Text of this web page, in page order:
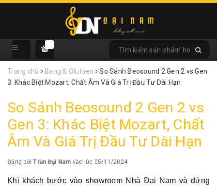
Trang chủ Bang & Olufsen
So Sánh Beosound 2 Gen 2 vs Gen
3: Khác Biệt Mozart, Chất Âm Và Giá Trị Đầu Tư Dài Hạn
So Sánh Beosound 2 Gen 2 vs
Gen 3: Khác Biệt Mozart, Chất
Âm Và Giá Trị Đầu Tư Dài Hạn
Đăng bởiTrần Đại Nam vào lúc 05/11/2024
Khi khách bước vào showroom Nhà Đại Nam và đứng